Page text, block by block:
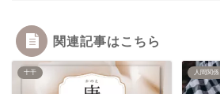
関連記事はこちら
十干 人間関係